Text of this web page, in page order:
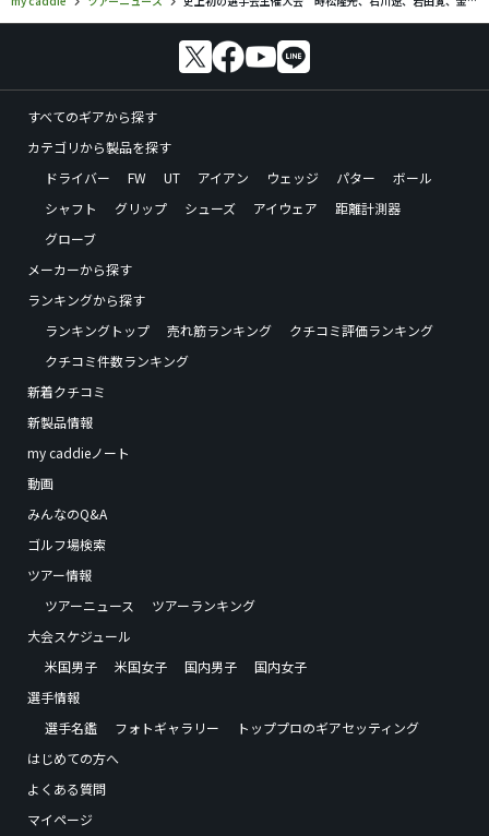
すべてのギアから探す
カテゴリから製品を探す
ドライバー
FW UT アイアン ウェッジ パター
ボール
シャフト
グリップ シューズ アイウェア
距離計測器
グローブ
メーカーから探す
ランキングから探す
ランキングトップ
売れ筋ランキング
クチコミ評価ランキング
クチコミ件数ランキング
新着クチコミ
新製品情報
my caddieノート
動画
みんなのQ&A
ゴルフ場検索
ツアー情報
ツアーニュース
ツアーランキング
大会スケジュール
米国男子
米国女子 国内男子
国内女子
選手情報
選手名鑑
フォトギャラリー
トッププロのギアセッティング
はじめての方へ
よくある質問
マイページ